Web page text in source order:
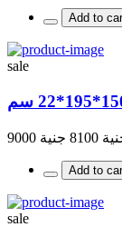
Add to
sale
8100 جنية 9000
Add to
sale